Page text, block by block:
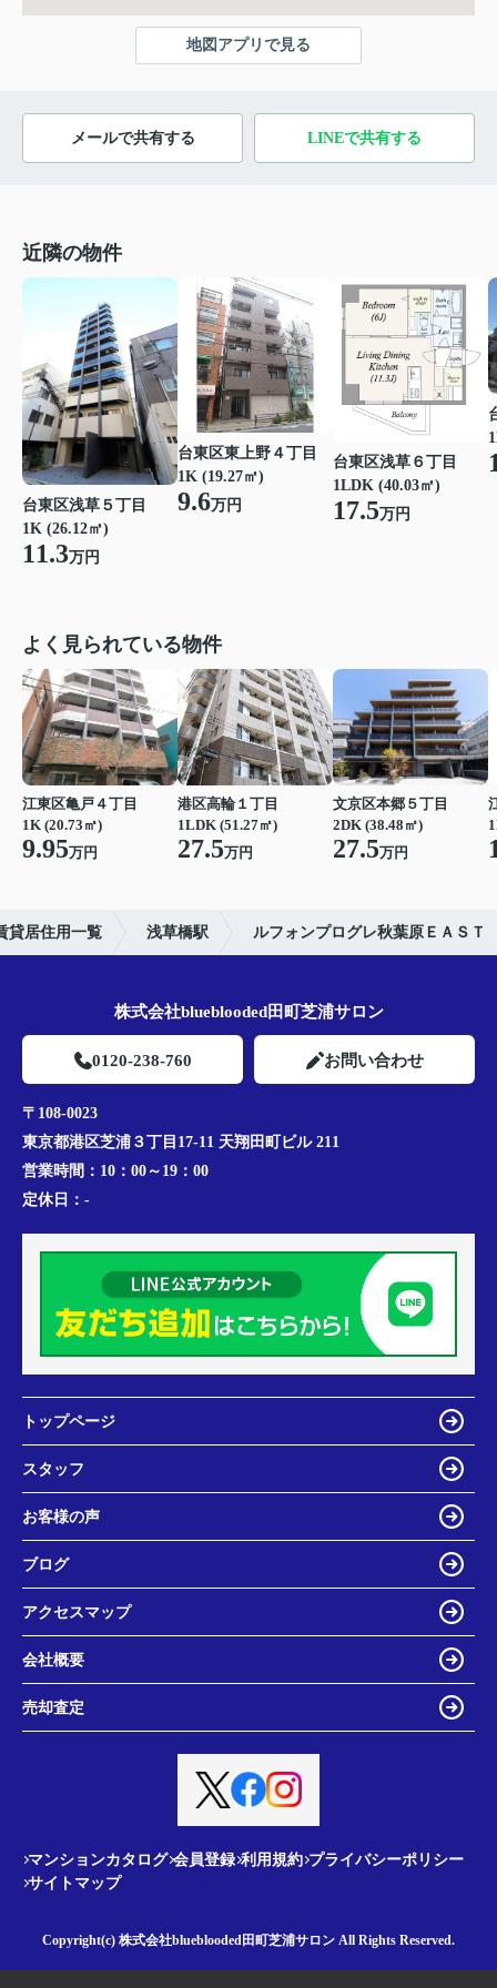
地図アプリで見る
メールで共有する LINEで共有する
近隣の物件
台東区浅草５丁目
1K (26.12㎡)
11.3万円
台東区東上野４丁目
1K (19.27㎡)
9.6万円
台東区浅草６丁目
1LDK (40.03㎡)
17.5万円
よく見られている物件
江東区亀戸４丁目
1K (20.73㎡)
9.95万円
港区高輪１丁目
1LDK (51.27㎡)
27.5万円
文京区本郷５丁目
2DK (38.48㎡)
27.5万円
貸居住用一覧 浅草橋駅 ルフォンプログレ秋葉原ＥＡＳＴ
株式会社blueblooded田町芝浦サロン
0120-238-760 お問い合わせ
〒108-0023
東京都港区芝浦３丁目17-11 天翔田町ビル 211
営業時間： 10：00～19：00
定休日： -
トップページ
スタッフ
お客様の声
ブログ
アクセスマップ
会社概要
売却査定
マンションカタログ 会員登録 利用規約 プライバシーポリシー
サイトマップ
Copyright(c) 株式会社blueblooded田町芝浦サロン All Rights Reserved.